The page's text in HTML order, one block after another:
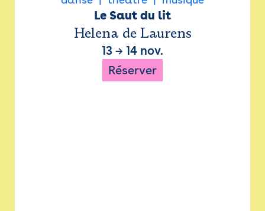
Le Saut du lit
Helena de Laurens
13 → 14 nov.
Réserver